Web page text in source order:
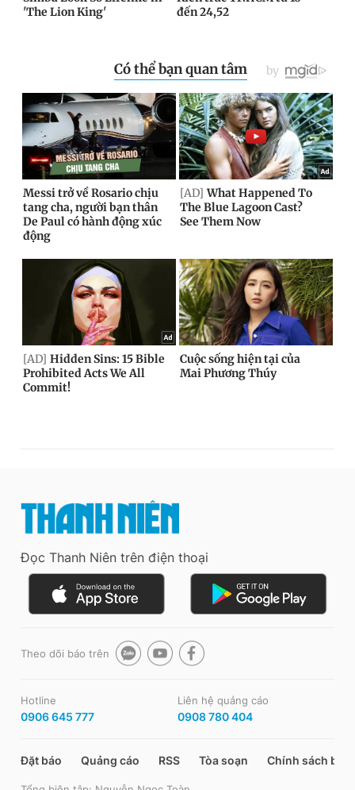
Đọc Thanh Niên trên điện thoại
Theo dõi báo trên
Hotline
0906 645 777
Liên hệ quảng cáo
0908 780 404
Đặt báo Quảng cáo RSS Tòa soạn Chính sách bảo